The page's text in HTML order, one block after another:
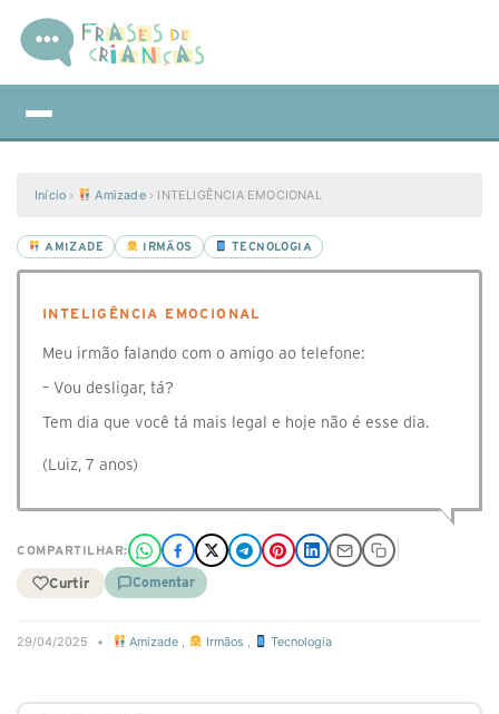
Início › Amizade › INTELIGÊNCIA EMOCIONAL
AMIZADE IRMÃOS TECNOLOGIA
INTELIGÊNCIA EMOCIONAL
Meu irmão falando com o amigo ao telefone:
– Vou desligar, tá?
Tem dia que você tá mais legal e hoje não é esse dia.
(Luiz, 7 anos)
COMPARTILHAR:
Curtir Comentar
29/04/2025 • Amizade , Irmãos , Tecnologia